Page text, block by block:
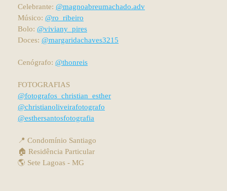
Celebrante: @magnoabreumachado.adv
Músico: @ro_ribeiro
Bolo: @viviany_pires
Doces: @margaridachaves3215
Cenógrafo: @thonreis
FOTOGRAFIAS
@fotografos_christian_esther
@christianoliveirafotografo
@esthersantosfotografia
📍 Condomínio Santiago
🏠 Residência Particular
🌎 Sete Lagoas - MG